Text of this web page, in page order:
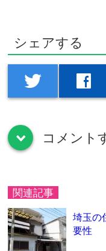
シェアする
twitter facebook
down コメント
関連記事
埼玉の
要性